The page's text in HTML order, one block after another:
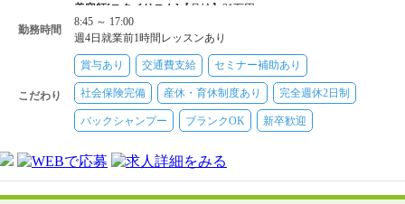
美容師[スタイリスト] 【月給】21万円～
勤務時間
8:45 ～ 17:00
週4日就業前1時間レッスンあり
こだわり
賞与あり 交通費支給 セミナー補助あり
社会保険完備 産休・育休制度あり 完全週休2日制
バックシャンプー ブランクOK 新卒歓迎